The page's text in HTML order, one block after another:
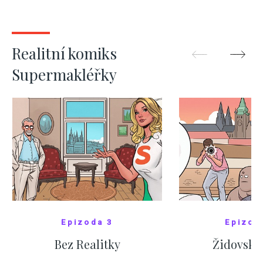
Realitní komiks
Supermakléřky
Epizoda 3
Bez Realitky